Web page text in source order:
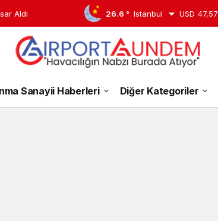
Aldı 26.6 ° Istanbul USD 47,57
askeri
yardım
Sanayii Haberleri Diğer Kategoriler